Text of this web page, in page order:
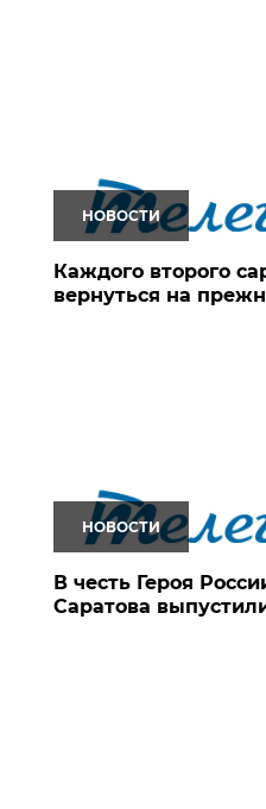
НОВОСТИ
Каждого второго
вернуться на
НОВОСТИ
В честь Героя
Саратова